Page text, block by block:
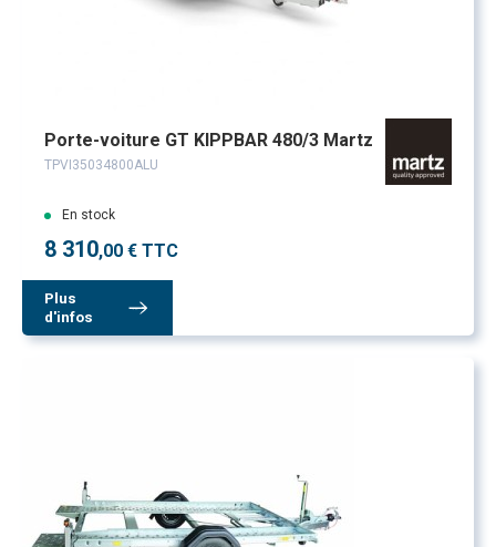
Porte-voiture GT KIPPBAR 480/3 Martz
TPVI35034800ALU
En stock
8 310,00 € TTC
Plus
d'infos